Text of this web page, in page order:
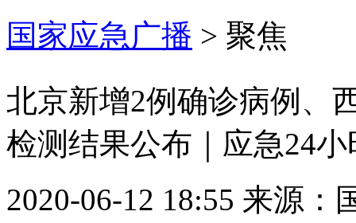
国家应急广播 > 聚焦
北京新增2例确诊病例、
检测结果公布｜应急24小
2020-06-12 18:55 来源：